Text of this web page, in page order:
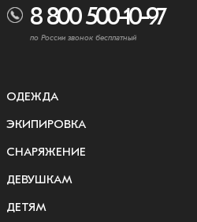
8 800 500-10-97
по России звонок бесплатный
ОДЕЖДА
ЭКИПИРОВКА
СНАРЯЖЕНИЕ
ДЕВУШКАМ
ДЕТЯМ